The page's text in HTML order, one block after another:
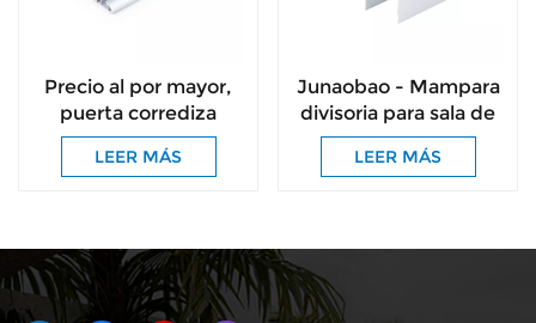
Precio al por mayor,
puerta corrediza
inferior, rodillo,
herrajes de aluminio,
hogar.
LEER MÁS
Junaobao - Mampara
divisoria para sala de
estar, marco de
puerta corredera,
puerta corredera de
LEER MÁS